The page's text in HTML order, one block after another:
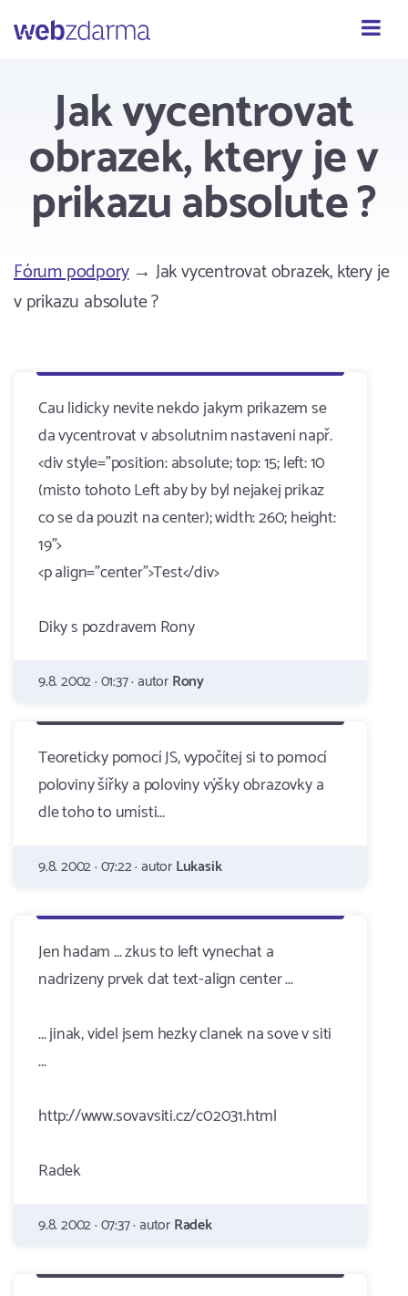
Webzdarma
Jak vycentrovat
obrazek, ktery je v
prikazu absolute ?
Fórum podpory→ Jak vycentrovat obrazek, ktery je
v prikazu absolute ?
Cau lidicky nevite nekdo jakym prikazem se
da vycentrovat v absolutnim nastaveni např.
<div style="position: absolute; top: 15; left: 10
(misto tohoto Left aby by byl nejakej prikaz
co se da pouzit na center); width: 260; height:
19">
<p align="center">Test</div>
Diky s pozdravem Rony
9.8. 2002 · 01:37 · autorRony
Teoreticky pomocí JS, vypočítej si to pomocí
poloviny šířky a poloviny výšky obrazovky a
dle toho to umísti...
9.8. 2002 · 07:22 · autorLukasik
Jen hadam ... zkus to left vynechat a
nadrizeny prvek dat text-align center ...
... jinak, videl jsem hezky clanek na sove v siti
...
http://www.sovavsiti.cz/c02031.html
Radek
9.8. 2002 · 07:37 · autorRadek